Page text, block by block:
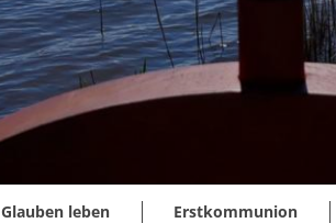
Glauben leben Erstkommunion